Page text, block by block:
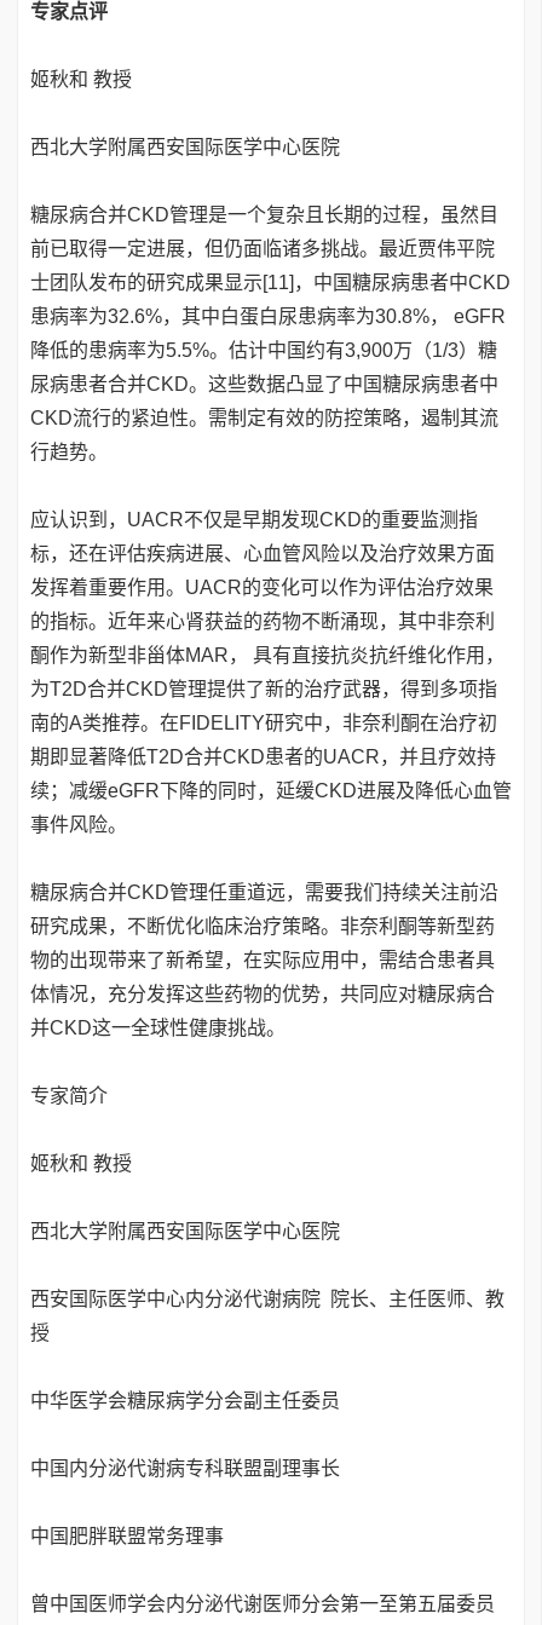
专家点评
姬秋和 教授
西北大学附属西安国际医学中心医院
糖尿病合并CKD管理是一个复杂且长期的过程，虽然目
前已取得一定进展，但仍面临诸多挑战。最近贾伟平院
士团队发布的研究成果显示[11]，中国糖尿病患者中CKD
患病率为32.6%，其中白蛋白尿患病率为30.8%， eGFR
降低的患病率为5.5%。估计中国约有3,900万（1/3）糖
尿病患者合并CKD。这些数据凸显了中国糖尿病患者中
CKD流行的紧迫性。需制定有效的防控策略，遏制其流
行趋势。
应认识到，UACR不仅是早期发现CKD的重要监测指
标，还在评估疾病进展、心血管风险以及治疗效果方面
发挥着重要作用。UACR的变化可以作为评估治疗效果
的指标。近年来心肾获益的药物不断涌现，其中非奈利
酮作为新型非甾体MAR， 具有直接抗炎抗纤维化作用，
为T2D合并CKD管理提供了新的治疗武器，得到多项指
南的A类推荐。在FIDELITY研究中，非奈利酮在治疗初
期即显著降低T2D合并CKD患者的UACR，并且疗效持
续；减缓eGFR下降的同时，延缓CKD进展及降低心血管
事件风险。
糖尿病合并CKD管理任重道远，需要我们持续关注前沿
研究成果，不断优化临床治疗策略。非奈利酮等新型药
物的出现带来了新希望，在实际应用中，需结合患者具
体情况，充分发挥这些药物的优势，共同应对糖尿病合
并CKD这一全球性健康挑战。
专家简介
姬秋和 教授
西北大学附属西安国际医学中心医院
西安国际医学中心内分泌代谢病院 院长、主任医师、教
授
中华医学会糖尿病学分会副主任委员
中国内分泌代谢病专科联盟副理事长
中国肥胖联盟常务理事
曾中国医师学会内分泌代谢医师分会第一至第五届委员